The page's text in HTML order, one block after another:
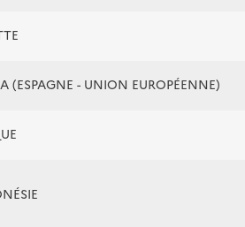
(ESPAGNE - UNION EUROPÉENNE)